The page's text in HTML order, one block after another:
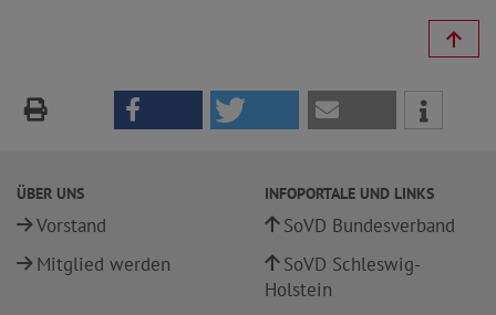
ÜBER UNS
Vorstand
Mitglied werden
INFOPORTALE UND LINKS
SoVD Bundesverband
SoVD Schleswig-
Holstein